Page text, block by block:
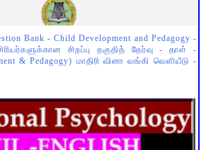
Bank - Child Development and Pedagogy -
சிறப்பு தகுதித் தேர்வு - தாள் -
& Pedagogy) மாதிரி வினா வங்கி வெளியீடு -